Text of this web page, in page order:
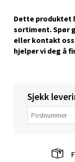
Dette produktet
sortiment. Spør
eller kontakt
hjelper vi deg å
Sjekk
Gamle
Åpent i dag 10-
Bergen